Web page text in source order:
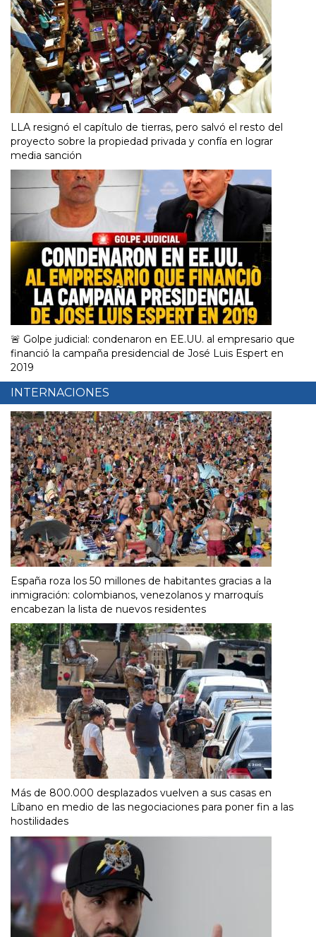
LLA resignó el capítulo de tierras, pero salvó el resto del
proyecto sobre la propiedad privada y confía en lograr
media sanción
🚨 Golpe judicial: condenaron en EE.UU. al empresario que
financió la campaña presidencial de José Luis Espert en
2019
INTERNACIONES
España roza los 50 millones de habitantes gracias a la
inmigración: colombianos, venezolanos y marroquís
encabezan la lista de nuevos residentes
Más de 800.000 desplazados vuelven a sus casas en
Líbano en medio de las negociaciones para poner fin a las
hostilidades